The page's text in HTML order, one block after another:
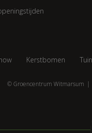
Kerstbomen
© Groencentrum Witmarsum